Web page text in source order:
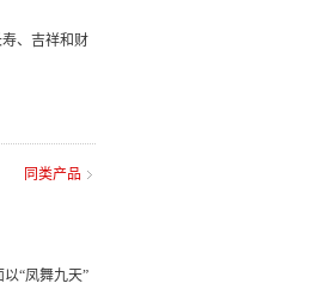
、吉祥和财
同类产品
“凤舞九天”